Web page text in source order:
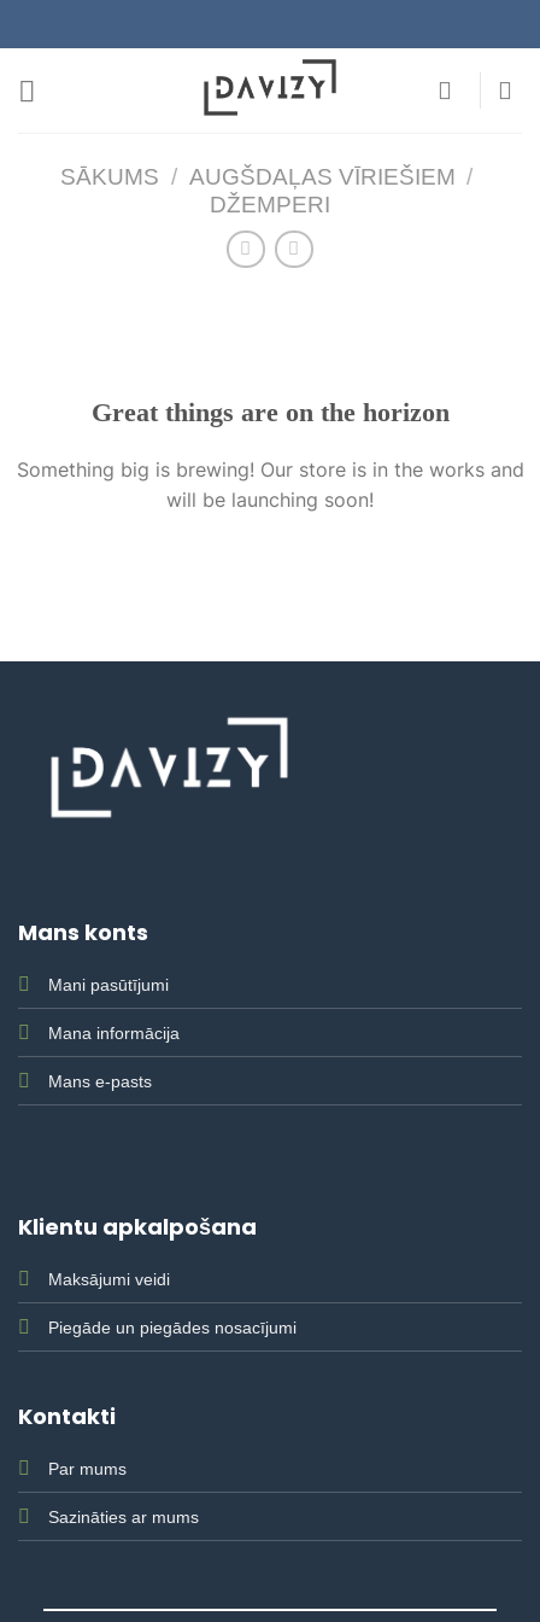
to
SĀKUMS / AUGŠDAĻAS VĪRIEŠIEM /
DŽEMPERI
Great things are on the horizon
Something big is brewing! Our store is in the works and
will be launching soon!
Mans konts
Mani pasūtījumi
Mana informācija
Mans e-pasts
Klientu apkalpošana
Maksājumi veidi
Piegāde un piegādes nosacījumi
Kontakti
Par mums
Sazināties ar mums